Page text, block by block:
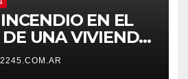
EN EL
UNA VIVIENDA
POR
2245.COM.AR